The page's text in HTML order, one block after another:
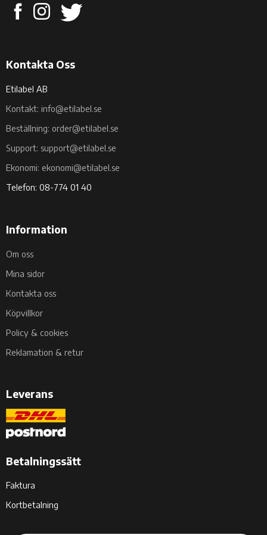
Kontakta Oss
Etilabel AB
Kontakt: info@etilabel.se
Beställning: order@etilabel.se
Support: support@etilabel.se
Ekonomi: ekonomi@etilabel.se
Telefon: 08-774 01 40
Information
Om oss
Mina sidor
Kontakta oss
Köpvillkor
Policy & cookies
Reklamation & retur
Leverans
Betalningssätt
Faktura
Kortbetalning